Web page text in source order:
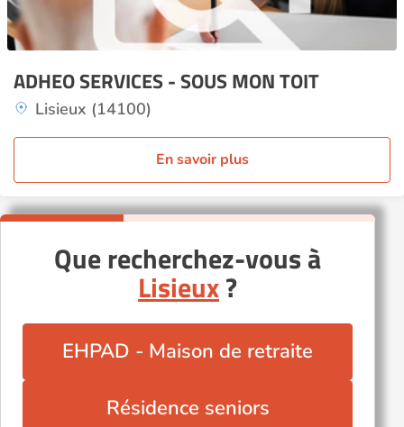
ADHEO SERVICES - SOUS MON TOIT
Lisieux (14100)
En savoir plus
Que recherchez-vous à
Lisieux?
EHPAD - Maison de retraite
Résidence seniors